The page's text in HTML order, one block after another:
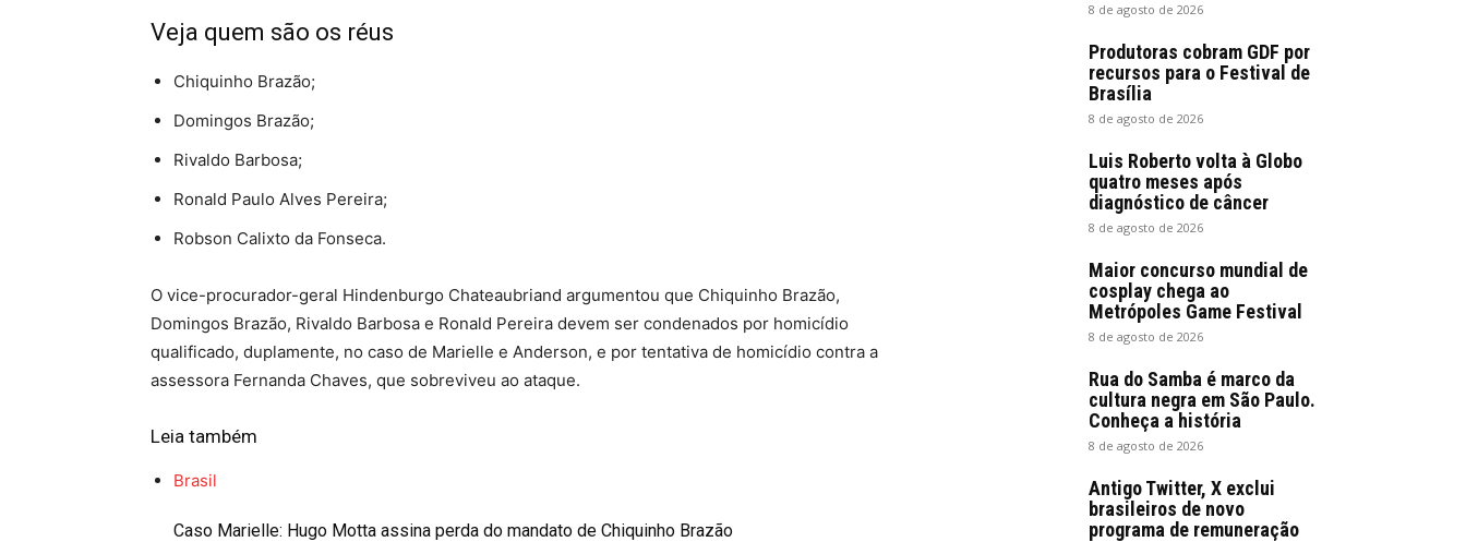
Veja quem são os réus
Chiquinho Brazão;
Domingos Brazão;
Rivaldo Barbosa;
Ronald Paulo Alves Pereira;
Robson Calixto da Fonseca.
O vice-procurador-geral Hindenburgo Chateaubriand argumentou que Chiquinho Brazão,
Domingos Brazão, Rivaldo Barbosa e Ronald Pereira devem ser condenados por homicídio
qualificado, duplamente, no caso de Marielle e Anderson, e por tentativa de homicídio contra a
assessora Fernanda Chaves, que sobreviveu ao ataque.
Leia também
Brasil
Caso Marielle: Hugo Motta assina perda do mandato de Chiquinho Brazão
8 de agosto de 2026
Produtoras cobram GDF por
recursos para o Festival de
Brasília
8 de agosto de 2026
Luis Roberto volta à Globo
quatro meses após
diagnóstico de câncer
8 de agosto de 2026
Maior concurso mundial de
cosplay chega ao
Metrópoles Game Festival
8 de agosto de 2026
Rua do Samba é marco da
cultura negra em São Paulo.
Conheça a história
8 de agosto de 2026
Antigo Twitter, X exclui
brasileiros de novo
programa de remuneração